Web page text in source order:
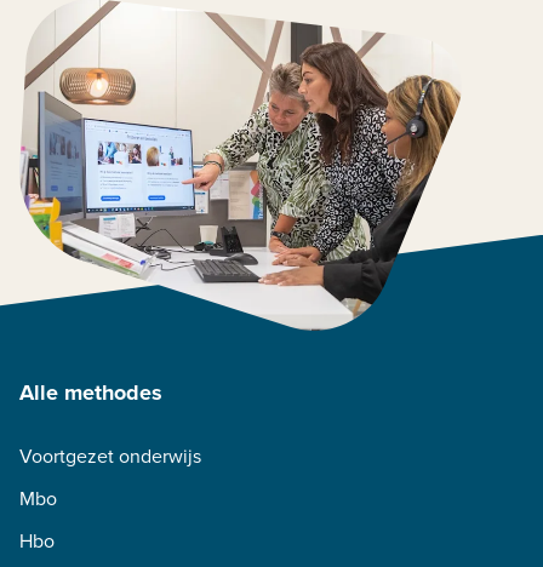
Alle methodes
Voortgezet onderwijs
Mbo
Hbo